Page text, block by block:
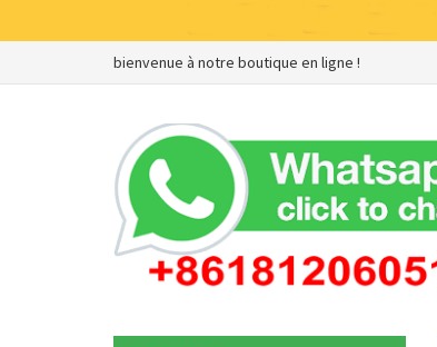
bienvenue à notre boutique en ligne !